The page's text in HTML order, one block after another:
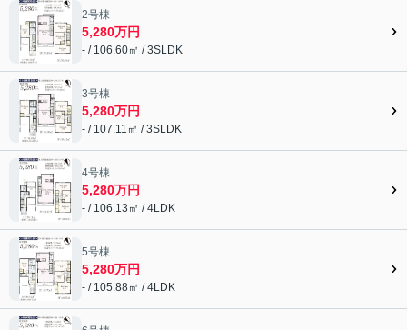
2号棟
5,280万円
- / 106.60㎡ / 3SLDK
3号棟
5,280万円
- / 107.11㎡ / 3SLDK
4号棟
5,280万円
- / 106.13㎡ / 4LDK
5号棟
5,280万円
- / 105.88㎡ / 4LDK